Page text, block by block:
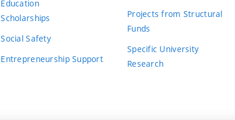
Education
Scholarships
Social Safety
Entrepreneurship Support
Projects from Structural
Funds
Specific University
Research